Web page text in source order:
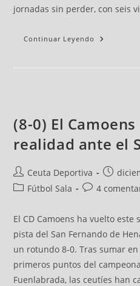
jornadas sin perder, con seis
Continuar Leyendo
(8-0) El
realidad ante el
Ceuta Deportiva
Fútbol Sala
4
El CD Camoens ha vuelto
pista del San Fernando de
un rotundo 8-0. Tras sumar
primeros puntos del
Fuenlabrada, las ceutíes han